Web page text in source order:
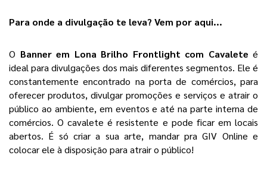
Para onde a divulgação te leva? Vem por aqui...
O Banner em Lona Brilho Frontlight com Cavalete é
ideal para divulgações dos mais diferentes segmentos. Ele é
constantemente encontrado na porta de comércios, para
oferecer produtos, divulgar promoções e serviços e atrair o
público ao ambiente, em eventos e até na parte interna de
comércios. O cavalete é resistente e pode ficar em locais
abertos. É só criar a sua arte, mandar pra GIV Online e
colocar ele à disposição para atrair o público!